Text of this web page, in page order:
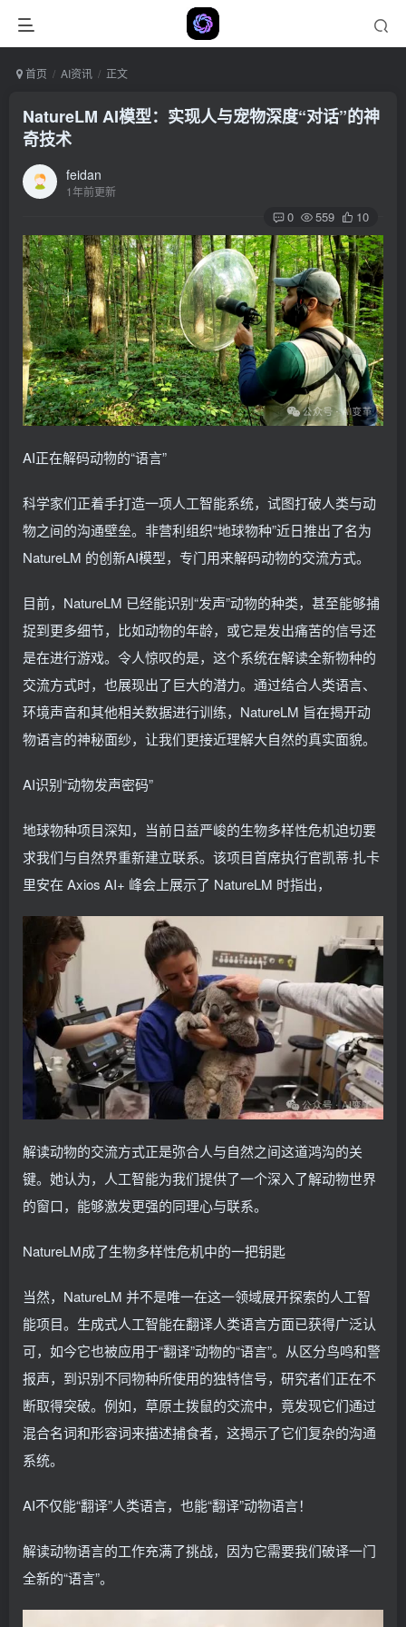
首页 AI资讯 正文
NatureLM AI模型：实现人与宠物深度“对话”的神
奇技术
feidan
1年前更新
0 559 10
AI正在解码动物的“语言”
科学家们正着手打造一项人工智能系统，试图打破人类与动
物之间的沟通壁垒。非营利组织“地球物种”近日推出了名为
NatureLM 的创新AI模型，专门用来解码动物的交流方式。
目前，NatureLM 已经能识别“发声”动物的种类，甚至能够捕
捉到更多细节，比如动物的年龄，或它是发出痛苦的信号还
是在进行游戏。令人惊叹的是，这个系统在解读全新物种的
交流方式时，也展现出了巨大的潜力。通过结合人类语言、
环境声音和其他相关数据进行训练，NatureLM 旨在揭开动
物语言的神秘面纱，让我们更接近理解大自然的真实面貌。
AI识别“动物发声密码”
地球物种项目深知，当前日益严峻的生物多样性危机迫切要
求我们与自然界重新建立联系。该项目首席执行官凯蒂·扎卡
里安在 Axios AI+ 峰会上展示了 NatureLM 时指出，
解读动物的交流方式正是弥合人与自然之间这道鸿沟的关
键。她认为，人工智能为我们提供了一个深入了解动物世界
的窗口，能够激发更强的同理心与联系。
NatureLM成了生物多样性危机中的一把钥匙
当然，NatureLM 并不是唯一在这一领域展开探索的人工智
能项目。生成式人工智能在翻译人类语言方面已获得广泛认
可，如今它也被应用于“翻译”动物的“语言”。从区分鸟鸣和警
报声，到识别不同物种所使用的独特信号，研究者们正在不
断取得突破。例如，草原土拨鼠的交流中，竟发现它们通过
混合名词和形容词来描述捕食者，这揭示了它们复杂的沟通
系统。
AI不仅能“翻译”人类语言，也能“翻译”动物语言！
解读动物语言的工作充满了挑战，因为它需要我们破译一门
全新的“语言”。